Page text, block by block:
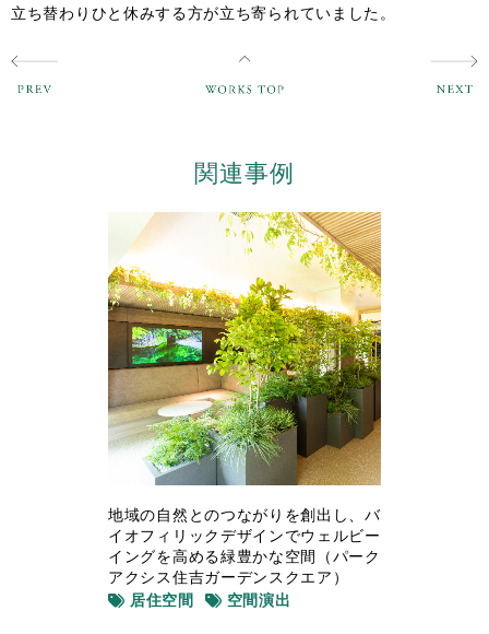
立ち替わりひと休みする方が立ち寄られていました。
関連事例
地域の自然とのつながりを創出し、バ
イオフィリックデザインでウェルビー
イングを高める緑豊かな空間（パーク
アクシス住吉ガーデンスクエア）
居住空間
空間演出